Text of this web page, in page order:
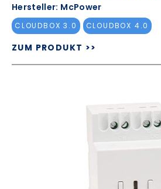
Hersteller: McPower
CLOUDBOX 3.0 CLOUDBOX 4.0
ZUM PRODUKT >>